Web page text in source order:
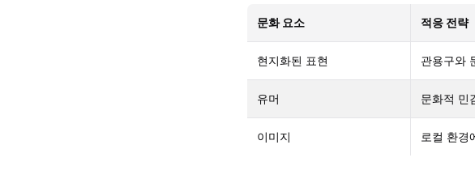
문화 요소 적응 전략
현지화된 표현 관용구와
유머 문화적 민
이미지 로컬 환경